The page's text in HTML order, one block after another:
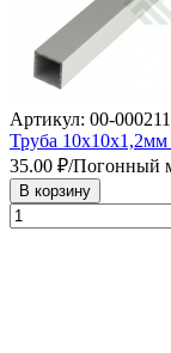
Артикул: 00-
Труба
35.00 ₽/Погонный
В корзину